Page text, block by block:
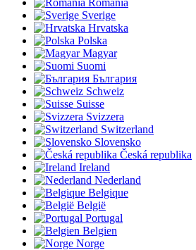
Sverige
Hrvatska
Polska
Magyar
Suomi
България
Schweiz
Suisse
Svizzera
Switzerland
Slovensko
Česká republika
Ireland
Nederland
Belgique
België
Portugal
Belgien
Norge